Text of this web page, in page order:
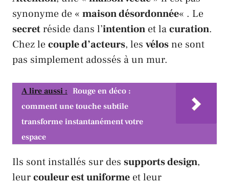
synonyme de « maison désordonnée« . Le
secretréside dans l’intention et lacuration.
Chez lecouple d’acteurs, les vélosne sont
pas simplement adossés à un mur.
A lire aussi : Rouge en déco :
comment une touche subtile
transforme instantanément votre
espace
Ils sont installés sur des supports design,
leurcouleur est uniforme et leur